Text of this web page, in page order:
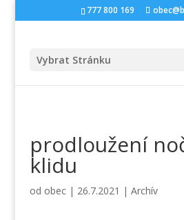
777 800 169
Vybrat Stránku
prodloužení
klidu
od obec| 26.7.2021 | Archív